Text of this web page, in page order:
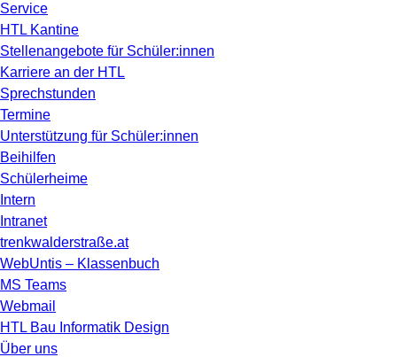
Service
HTL Kantine
Stellenangebote für Schüler:innen
Karriere an der HTL
Sprechstunden
Termine
Unterstützung für Schüler:innen
Beihilfen
Schülerheime
Intern
Intranet
trenkwalderstraße.at
WebUntis – Klassenbuch
MS Teams
Webmail
HTL Bau Informatik Design
Über uns